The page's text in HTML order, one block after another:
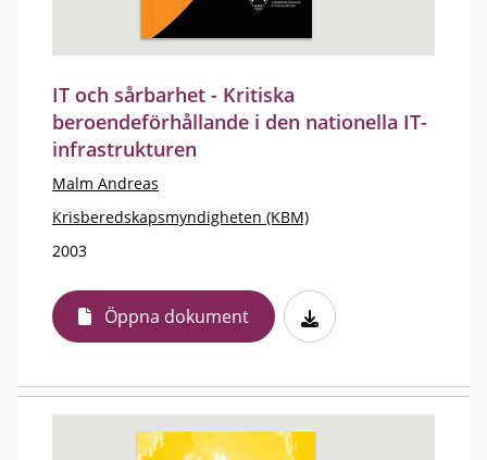
IT och sårbarhet - Kritiska
beroendeförhållande i den nationella IT-
infrastrukturen
Malm Andreas
Krisberedskapsmyndigheten (KBM)
2003
Öppna dokument